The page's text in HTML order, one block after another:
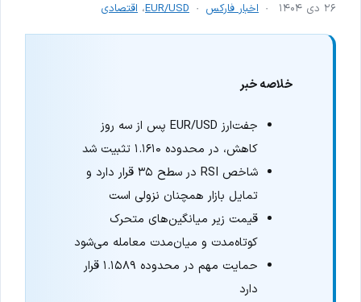
۲۶ دی ۱۴۰۴ اخبار فارکس EUR/USD، اقتصادی
خلاصه خبر
جفت‌ارز EUR/USD پس از سه روز
کاهش، در محدوده ۱.۱۶۱۰ تثبیت شد
شاخص RSI در سطح ۳۵ قرار دارد و
تمایل بازار همچنان نزولی است
قیمت زیر میانگین‌های متحرک
کوتاه‌مدت و میان‌مدت معامله می‌شود
حمایت مهم در محدوده ۱.۱۵۸۹ قرار
دارد